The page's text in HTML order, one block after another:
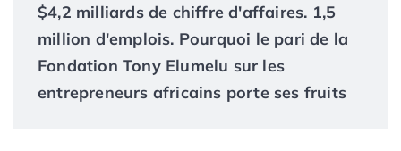
$4,2 milliards de chiffre d'affaires. 1,5
million d'emplois. Pourquoi le pari de la
Fondation Tony Elumelu sur les
entrepreneurs africains porte ses fruits